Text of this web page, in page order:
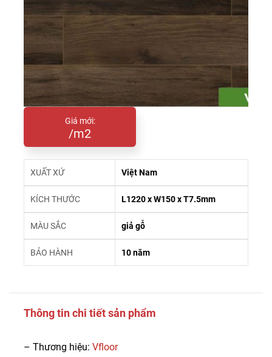
Giá mới:
/m2
XUẤT XỨ Việt Nam
KÍCH THƯỚC L1220 x W150 x T7.5mm
MÀU SẮC giả gỗ
BẢO HÀNH 10 năm
Thông tin chi tiết sản phẩm
– Thương hiệu: Vfloor